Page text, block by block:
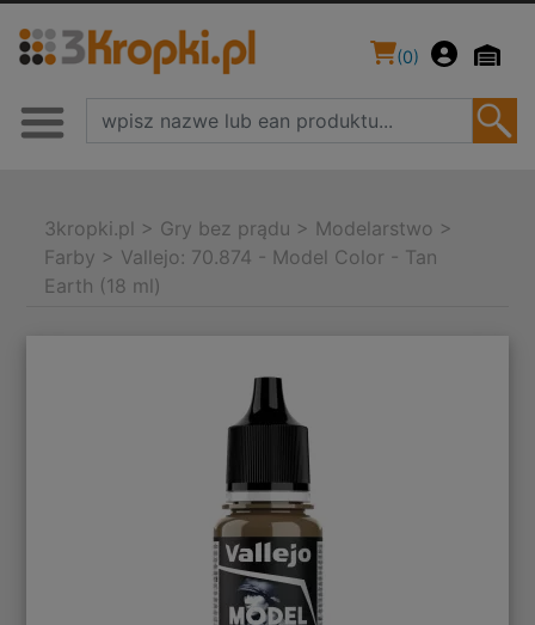
(0)
3kropki.pl > Gry bez prądu > Modelarstwo >
Farby > Vallejo: 70.874 - Model Color - Tan
Earth (18 ml)